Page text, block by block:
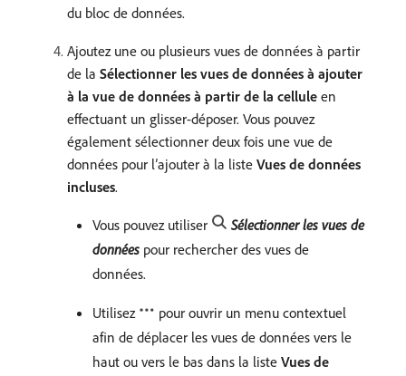
du bloc de données.
Ajoutez une ou plusieurs vues de données à partir
de la Sélectionner les vues de données à ajouter
à la vue de données à partir de la cellule en
effectuant un glisser-déposer. Vous pouvez
également sélectionner deux fois une vue de
données pour l’ajouter à la liste Vues de données
incluses.
Vous pouvez utiliser
Sélectionner les vues de
données pour rechercher des vues de
données.
Utilisez
pour ouvrir un menu contextuel
afin de déplacer les vues de données vers le
haut ou vers le bas dans la liste Vues de